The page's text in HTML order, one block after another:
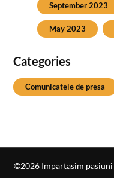
September 2023
May 2023
Categories
Comunicatele de presa
©2026 Impartasim pasiuni